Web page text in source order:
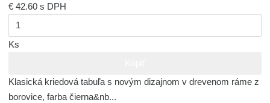
€ 42.60s DPH
Ks
Klasická kriedová tabuľa s novým dizajnom v drevenom ráme z
borovice, farba čierna&nb...